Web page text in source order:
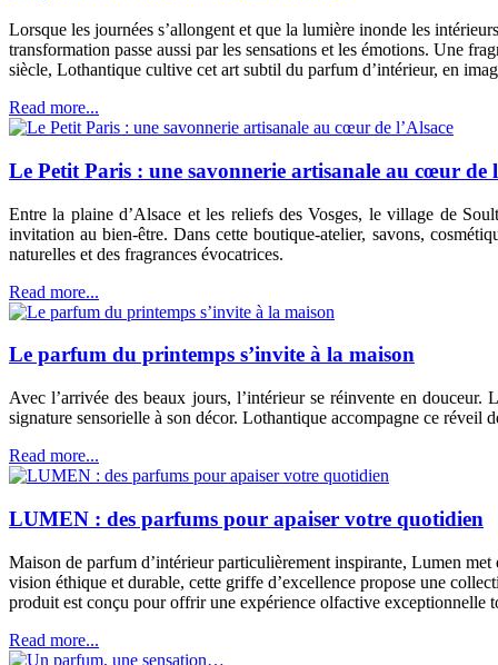
Lorsque les journées s’allongent et que la lumière inonde les
transformation passe aussi par les sensations et les émotions. Une
siècle, Lothantique cultive cet art subtil du parfum d’intérieur, en
Read more...
Le Petit Paris : une savonnerie artisanale au cœur de
Entre la plaine d’Alsace et les reliefs des Vosges, le village de
invitation au bien-être. Dans cette boutique-atelier, savons,
naturelles et des fragrances évocatrices.
Read more...
Le parfum du printemps s’invite à la maison
Avec l’arrivée des beaux jours, l’intérieur se réinvente en
signature sensorielle à son décor. Lothantique accompagne ce réveil
Read more...
LUMEN : des parfums pour apaiser votre quotidien
Maison de parfum d’intérieur particulièrement inspirante, Lumen
vision éthique et durable, cette griffe d’excellence propose une
produit est conçu pour offrir une expérience olfactive exceptionnelle
Read more...